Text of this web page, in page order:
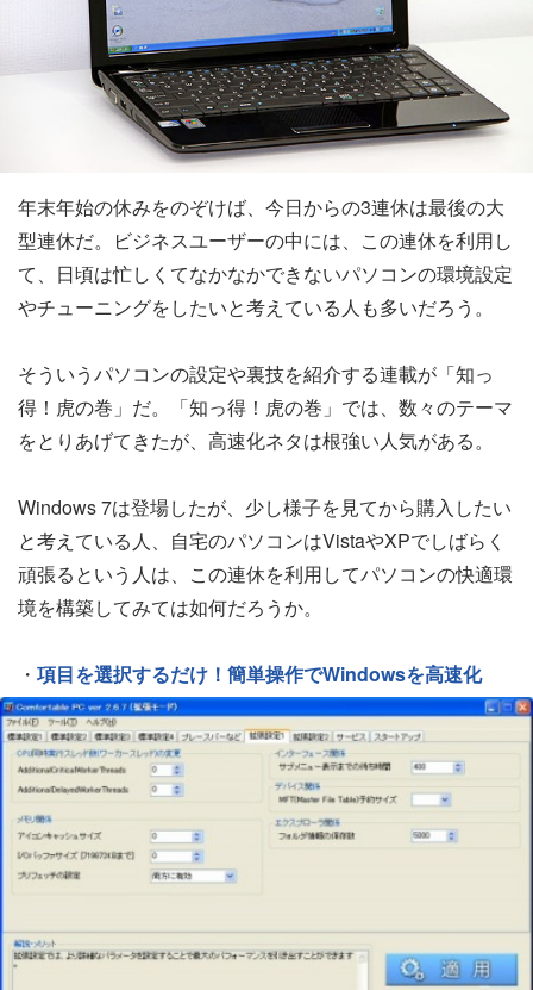
年末年始の休みをのぞけば、今日からの3連休は最後の大
型連休だ。ビジネスユーザーの中には、この連休を利用し
て、日頃は忙しくてなかなかできないパソコンの環境設定
やチューニングをしたいと考えている人も多いだろう。
そういうパソコンの設定や裏技を紹介する連載が「知っ
得！虎の巻」だ。「知っ得！虎の巻」では、数々のテーマ
をとりあげてきたが、高速化ネタは根強い人気がある。
Windows 7は登場したが、少し様子を見てから購入したい
と考えている人、自宅のパソコンはVistaやXPでしばらく
頑張るという人は、この連休を利用してパソコンの快適環
境を構築してみては如何だろうか。
・ 項目を選択するだけ！簡単操作でWindowsを高速化